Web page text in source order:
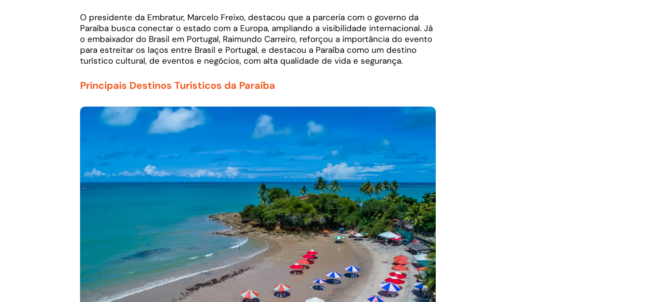
O presidente da Embratur, Marcelo Freixo, destacou que a parceria com o governo da
Paraíba busca conectar o estado com a Europa, ampliando a visibilidade internacional. Já
o embaixador do Brasil em Portugal, Raimundo Carreiro, reforçou a importância do evento
para estreitar os laços entre Brasil e Portugal, e destacou a Paraíba como um destino
turístico cultural, de eventos e negócios, com alta qualidade de vida e segurança.
Principais Destinos Turísticos da Paraíba